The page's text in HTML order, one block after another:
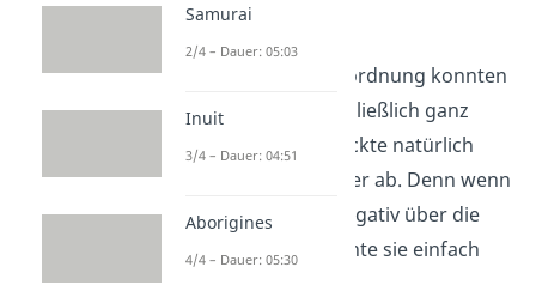
Wegen der
Reichstagsbrandverordnung konnten
die Nazis die KPD schließlich ganz
verbieten. Das schreckte natürlich
viele politische Gegner ab. Denn wenn
eine Partei sich zu negativ über die
NSDAP äußerte, konnte sie einfach
Samurai
2/4 – Dauer: 05:03
Inuit
3/4 – Dauer: 04:51
Aborigines
4/4 – Dauer: 05:30